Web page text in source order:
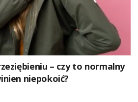
– czy to normalny
niepokoić?